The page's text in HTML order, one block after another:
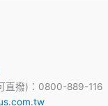
直撥)：0800-889-116